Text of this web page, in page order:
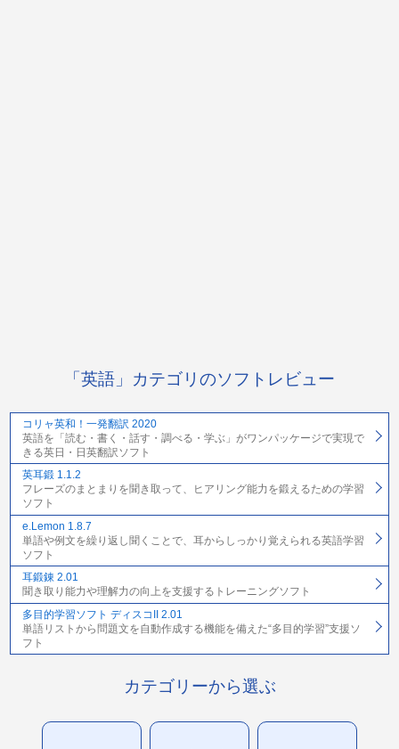
「英語」カテゴリのソフトレビュー
コリャ英和！一発翻訳 2020
英語を「読む・書く・話す・調べる・学ぶ」がワンパッケージで実現で
きる英日・日英翻訳ソフト
英耳鍛 1.1.2
フレーズのまとまりを聞き取って、ヒアリング能力を鍛えるための学習
ソフト
e.Lemon 1.8.7
単語や例文を繰り返し聞くことで、耳からしっかり覚えられる英語学習
ソフト
耳鍛錬 2.01
聞き取り能力や理解力の向上を支援するトレーニングソフト
多目的学習ソフト ディスコII 2.01
単語リストから問題文を自動作成する機能を備えた“多目的学習”支援ソ
フト
カテゴリーから選ぶ